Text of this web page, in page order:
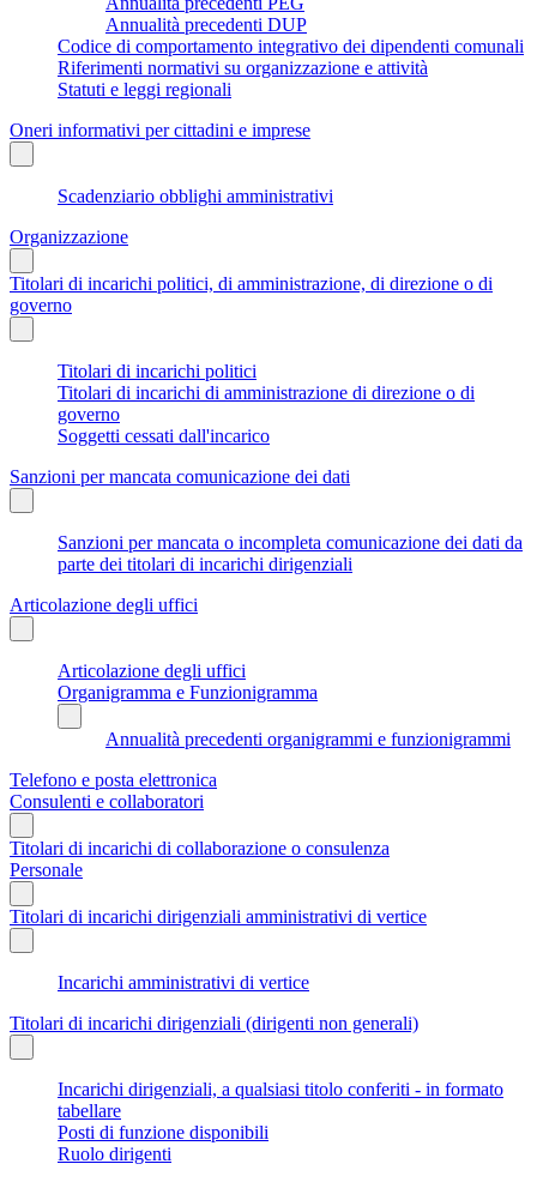
Annualità precedenti DUP
Codice di comportamento integrativo dei dipendenti comunali
Riferimenti normativi su organizzazione e attività
Statuti e leggi regionali
Oneri informativi per cittadini e imprese
Scadenziario obblighi amministrativi
Organizzazione
Titolari di incarichi politici, di amministrazione, di direzione o di
governo
Titolari di incarichi politici
Titolari di incarichi di amministrazione di direzione o di
governo
Soggetti cessati dall'incarico
Sanzioni per mancata comunicazione dei dati
Sanzioni per mancata o incompleta comunicazione dei dati da
parte dei titolari di incarichi dirigenziali
Articolazione degli uffici
Articolazione degli uffici
Organigramma e Funzionigramma
Annualità precedenti organigrammi e funzionigrammi
Telefono e posta elettronica
Consulenti e collaboratori
Titolari di incarichi di collaborazione o consulenza
Personale
Titolari di incarichi dirigenziali amministrativi di vertice
Incarichi amministrativi di vertice
Titolari di incarichi dirigenziali (dirigenti non generali)
Incarichi dirigenziali, a qualsiasi titolo conferiti - in formato
tabellare
Posti di funzione disponibili
Ruolo dirigenti